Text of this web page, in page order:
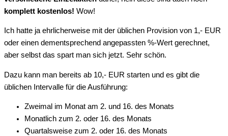
komplett kostenlos! Wow!
Ich hatte ja ehrlicherweise mit der üblichen Provision von 1,- EUR
oder einen dementsprechend angepassten %-Wert gerechnet,
aber selbst das spart man sich jetzt. Sehr schön.
Dazu kann man bereits ab 10,- EUR starten und es gibt die
üblichen Intervalle für die Ausführung:
Zweimal im Monat am 2. und 16. des Monats
Monatlich zum 2. oder 16. des Monats
Quartalsweise zum 2. oder 16. des Monats